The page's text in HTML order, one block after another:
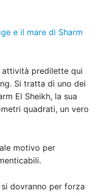
e il mare di Sharm
attività predilette qui
Si tratta di uno dei
El Sheikh, la sua
quadrati, un vero
motivo per
dovranno per forza